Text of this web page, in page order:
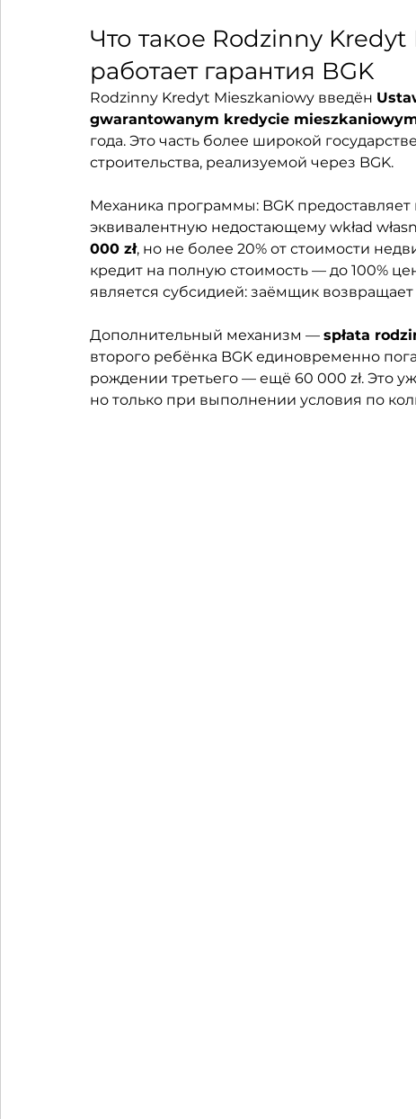
Что такое Rodzinny
работает гарантия BGK
Rodzinny Kredyt Mieszkaniowy введён
gwarantowanym kredycie
года. Это часть более широкой
строительства, реализуемой через BGK.
Механика программы: BGK
эквивалентную недостающему wkład
000 zł, но не более 20% от стоимости
кредит на полную стоимость — до 100%
является субсидией: заёмщик возвращает
Дополнительный механизм — spłata
второго ребёнка BGK единовременно
рождении третьего — ещё 60 000 zł. Это
но только при выполнении условия по